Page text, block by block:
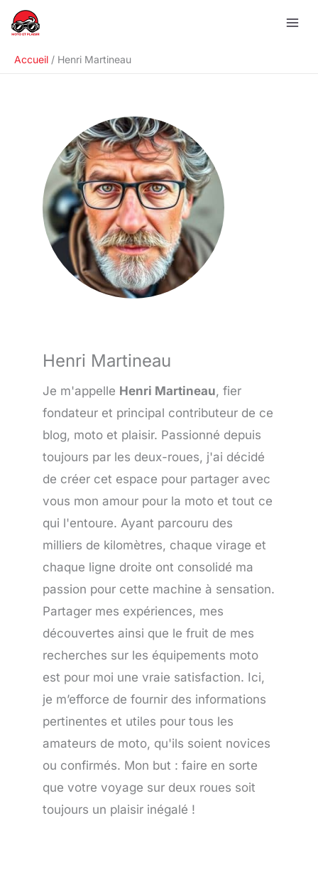
Accueil
Henri Martineau
Henri Martineau
Je m'appelle Henri Martineau, fier
fondateur et principal contributeur de ce
blog, moto et plaisir. Passionné depuis
toujours par les deux-roues, j'ai décidé
de créer cet espace pour partager avec
vous mon amour pour la moto et tout ce
qui l'entoure. Ayant parcouru des
milliers de kilomètres, chaque virage et
chaque ligne droite ont consolidé ma
passion pour cette machine à sensation.
Partager mes expériences, mes
découvertes ainsi que le fruit de mes
recherches sur les équipements moto
est pour moi une vraie satisfaction. Ici,
je m’efforce de fournir des informations
pertinentes et utiles pour tous les
amateurs de moto, qu'ils soient novices
ou confirmés. Mon but : faire en sorte
que votre voyage sur deux roues soit
toujours un plaisir inégalé !